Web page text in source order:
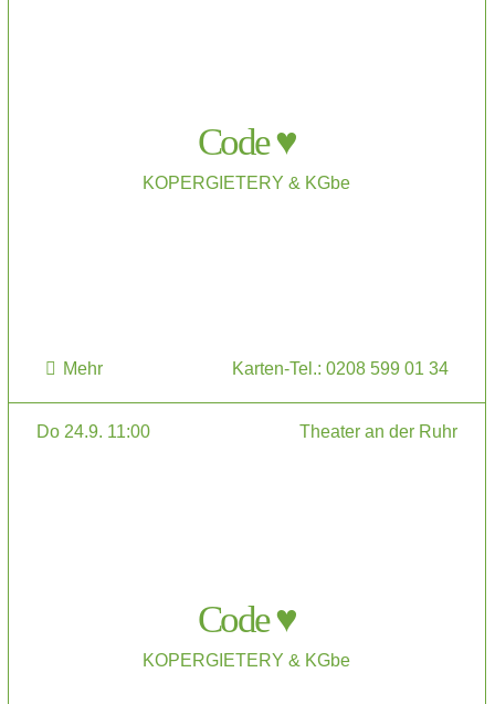
Code ♥
KOPERGIETERY & KGbe
Mehr Karten-Tel.: 0208 599 01 34
Do 24.9. 11:00 Theater an der Ruhr
Code ♥
KOPERGIETERY & KGbe